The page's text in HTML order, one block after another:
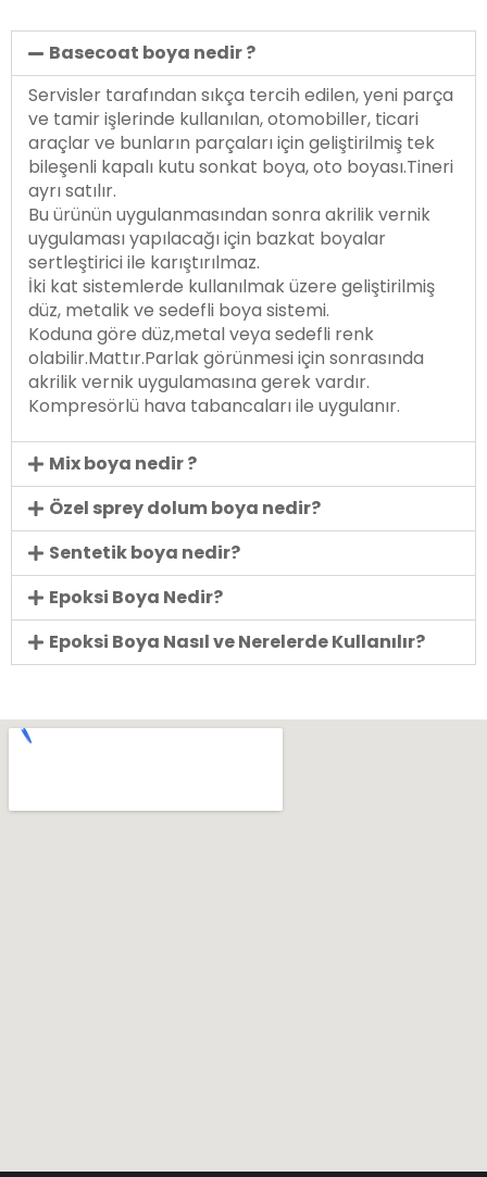
Basecoat boya nedir ?
Servisler tarafından sıkça tercih edilen, yeni parça
ve tamir işlerinde kullanılan, otomobiller, ticari
araçlar ve bunların parçaları için geliştirilmiş tek
bileşenli kapalı kutu sonkat boya, oto boyası.Tineri
ayrı satılır.
Bu ürünün uygulanmasından sonra akrilik vernik
uygulaması yapılacağı için bazkat boyalar
sertleştirici ile karıştırılmaz.
İki kat sistemlerde kullanılmak üzere geliştirilmiş
düz, metalik ve sedefli boya sistemi.
Koduna göre düz,metal veya sedefli renk
olabilir.Mattır.Parlak görünmesi için sonrasında
akrilik vernik uygulamasına gerek vardır.
Kompresörlü hava tabancaları ile uygulanır.
Mix boya nedir ?
Özel sprey dolum boya nedir?
Sentetik boya nedir?
Epoksi Boya Nedir?
Epoksi Boya Nasıl ve Nerelerde Kullanılır?